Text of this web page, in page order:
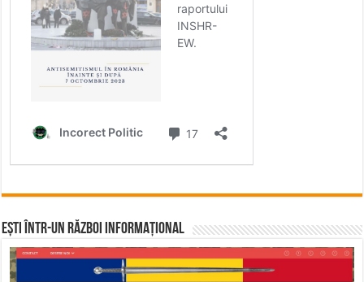
Ești într-un RĂZBOI INFORMAȚIONAL